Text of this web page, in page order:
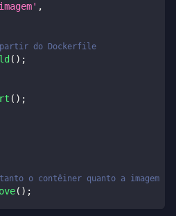
,
do Dockerfile
( ) ;
( ) ;
o contêiner quanto a imagem
( ) ;